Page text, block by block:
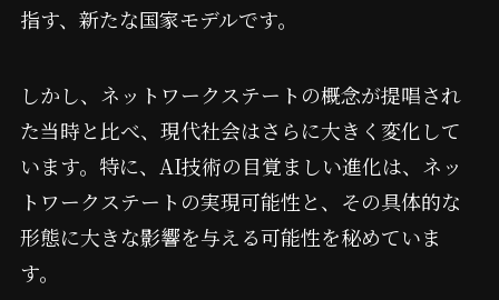
指す、新たな国家モデルです。
しかし、ネットワークステートの概念が提唱され
た当時と比べ、現代社会はさらに大きく変化して
います。特に、AI技術の目覚ましい進化は、ネッ
トワークステートの実現可能性と、その具体的な
形態に大きな影響を与える可能性を秘めていま
す。